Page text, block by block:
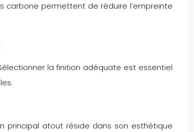
carbone permettent de réduire l’empreinte
la finition adéquate est essentiel
principal atout réside dans son esthétique